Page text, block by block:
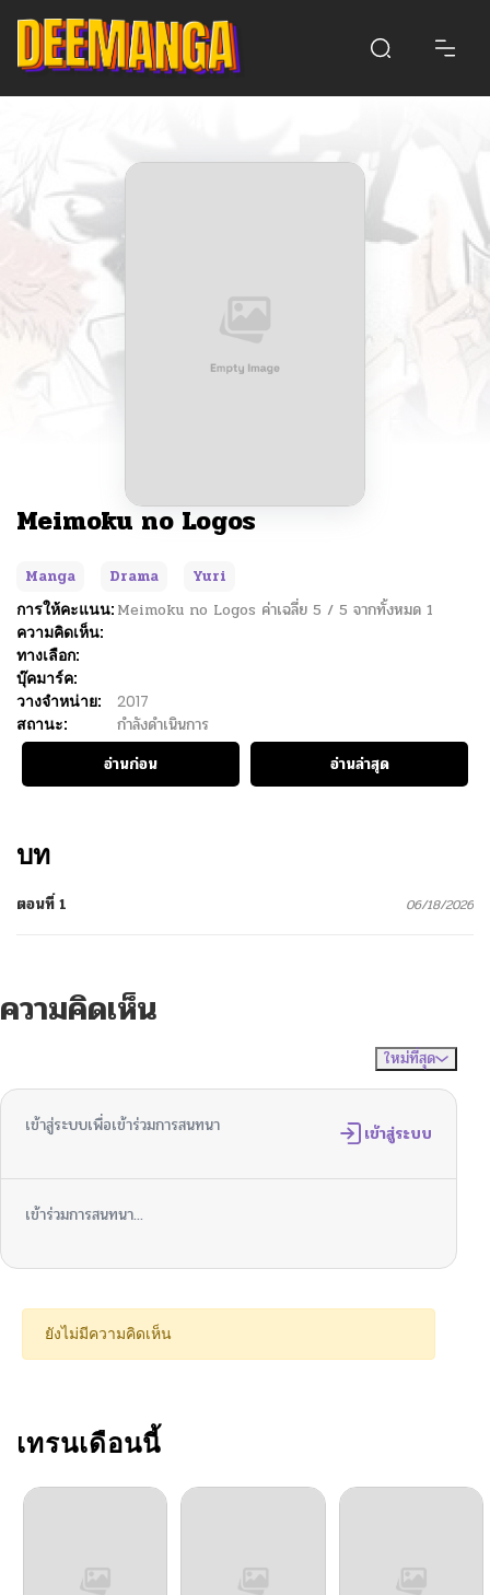
Meimoku no Logos
Manga Drama
Yuri
การให้คะแนน: Meimoku no Logos ค่าเฉลี่ย 5 / 5 จากทั้งหมด 1
ความคิดเห็น:
ทางเลือก:
บุ๊คมาร์ค:
วางจำหน่าย:
2017
สถานะ:
กำลังดำเนินการ
อ่านก่อน
อ่านล่าสุด
บท
ตอนที่ 1 06/18/2026
ความคิดเห็น
ใหม่ที่สุด
เข้าสู่ระบบเพื่อเข้าร่วมการสนทนา เข้าสู่ระบบ
เข้าร่วมการสนทนา...
ยังไม่มีความคิดเห็น
เทรนเดือนนี้